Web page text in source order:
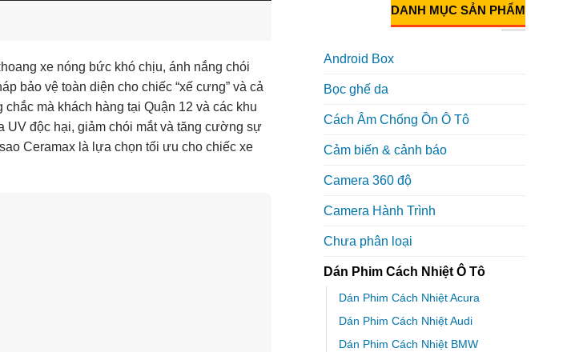
xe nóng bức khó chịu, ánh nắng chói
bảo vệ toàn diện cho chiếc “xế cưng” và cả
chắc mà khách hàng tại Quận 12 và các khu
UV độc hại, giảm chói mắt và tăng cường sự
Ceramax là lựa chọn tối ưu cho chiếc xe
DANH MỤC SẢN PHẨM
Android Box
Bọc ghế da
Cách Âm Chống Ồn Ô Tô
Cảm biến & cảnh báo
Camera 360 độ
Camera Hành Trình
Chưa phân loại
Dán Phim Cách Nhiệt Ô Tô
Dán Phim Cách Nhiệt Acura
Dán Phim Cách Nhiệt Audi
Dán Phim Cách Nhiệt BMW